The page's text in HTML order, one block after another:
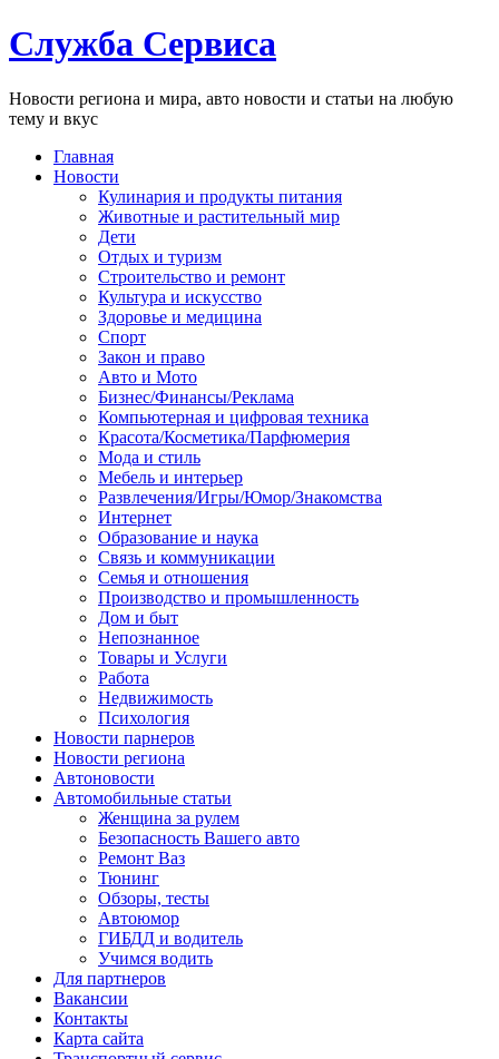
Служба Сервиса
Новости региона и мира, авто новости и статьи на любую
тему и вкус
Главная
Новости
Кулинария и продукты питания
Животные и растительный мир
Дети
Отдых и туризм
Строительство и ремонт
Культура и искусство
Здоровье и медицина
Спорт
Закон и право
Авто и Мото
Бизнес/Финансы/Реклама
Компьютерная и цифровая техника
Красота/Косметика/Парфюмерия
Мода и стиль
Мебель и интерьер
Развлечения/Игры/Юмор/Знакомства
Интернет
Образование и наука
Связь и коммуникации
Семья и отношения
Производство и промышленность
Дом и быт
Непознанное
Товары и Услуги
Работа
Недвижимость
Психология
Новости парнеров
Новости региона
Автоновости
Автомобильные статьи
Женщина за рулем
Безопасность Вашего авто
Ремонт Ваз
Тюнинг
Обзоры, тесты
Автоюмор
ГИБДД и водитель
Учимся водить
Для партнеров
Вакансии
Контакты
Карта сайта